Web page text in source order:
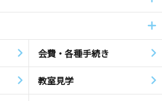
会費・各種手続き
教室見学